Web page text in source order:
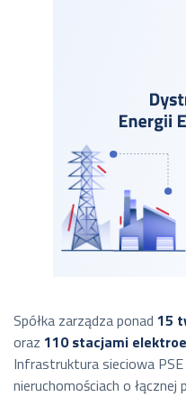
Spółka zarządza ponad 15
oraz 110 stacjami
Infrastruktura sieciowa
nieruchomościach o łącznej